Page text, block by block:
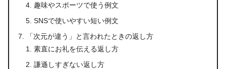
趣味やスポーツで使う例文
SNSで使いやすい短い例文
「次元が違う」と言われたときの返し方
素直にお礼を伝える返し方
謙遜しすぎない返し方